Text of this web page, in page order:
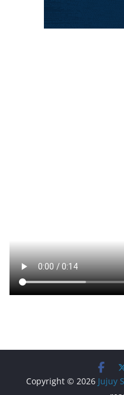
Copyright © 2026 Jujuy